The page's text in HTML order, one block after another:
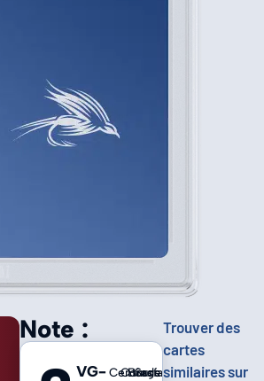
Note :
VG- Centrage
Coins
Bords
Surface
Trouver des
cartes
similaires sur